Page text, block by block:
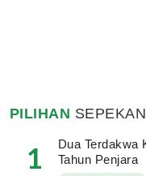
PILIHAN SEPEKAN
1
Dua Terdakwa
Tahun Penjara